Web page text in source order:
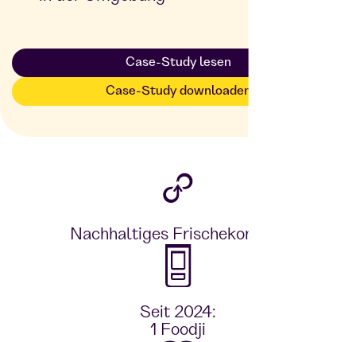
Case-Study lesen
Case-Study downloaden
Nachhaltiges Frischekonzept
Seit 2024:
1 Foodji